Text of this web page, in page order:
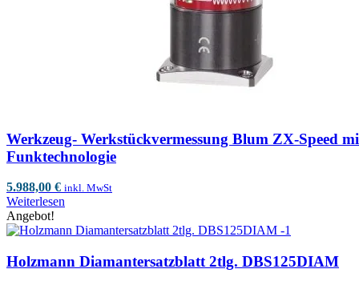
Werkzeug- Werkstückvermessung Blum ZX-Speed
Funktechnologie
5.988,00 € inkl. MwSt
Weiterlesen
Angebot!
Holzmann Diamantersatzblatt 2tlg. DBS125DIAM